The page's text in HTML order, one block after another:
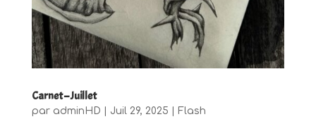
Carnet – Juillet
par adminHD Juil 29, 2025 Flash